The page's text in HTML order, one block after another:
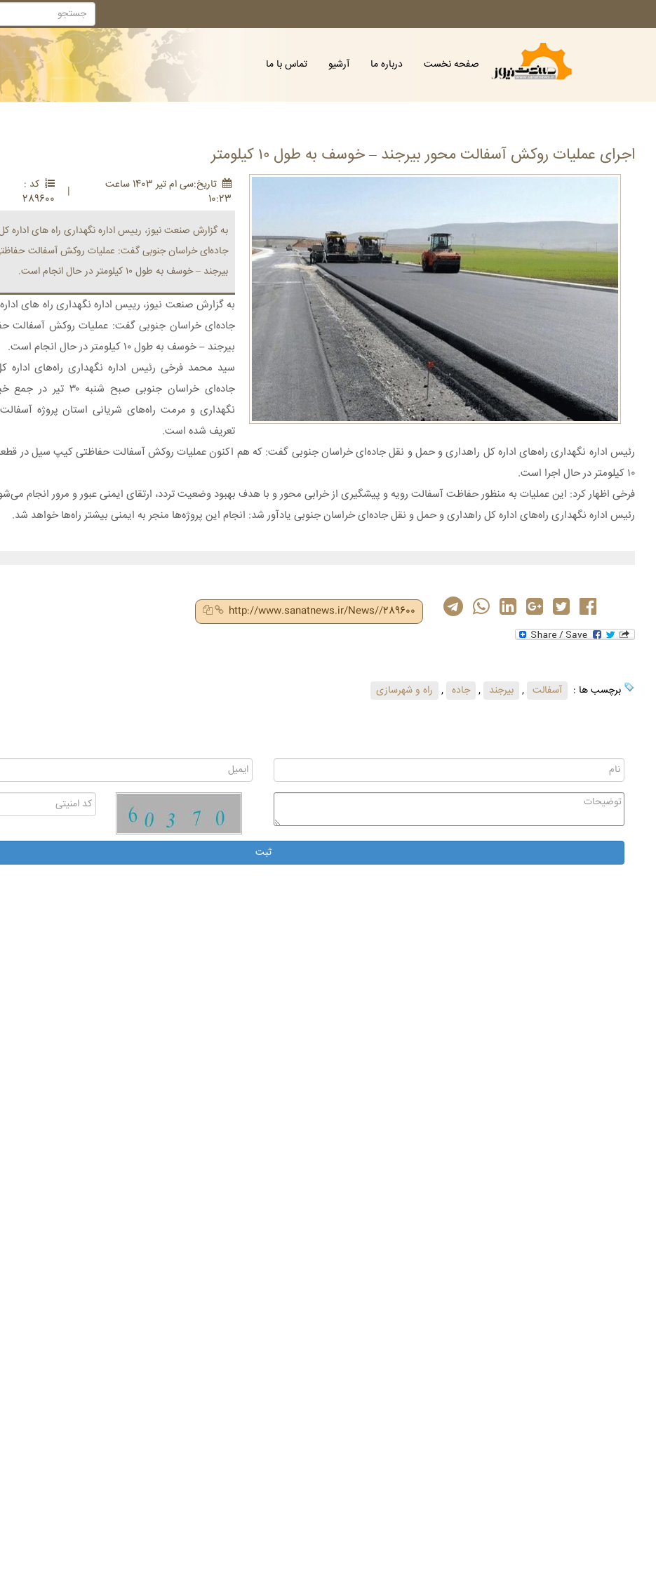
صفحه نخست درباره ما آرشیو تماس با ما
اجرای عملیات روکش آسفالت محور بیرجند – خوسف به طول ۱۰ کیلومتر
تاريخ:سی ام تير 1403 ساعت
10:23
|
کد :
289600
به گزارش صنعت نیوز، رییس اداره نگهداری راه های اداره
جاده‌ای خراسان جنوبی گفت: عملیات روکش آسفالت
بیرجند – خوسف به طول ۱۰ کیلومتر در حال انجام است.
به گزارش صنعت نیوز، رییس اداره نگهداری راه های
جاده‌ای خراسان جنوبی گفت: عملیات روکش آسفالت
بیرجند – خوسف به طول ۱۰ کیلومتر در حال انجام است.
سید محمد فرخی رئیس اداره نگهداری راه‌های
جاده‌ای خراسان جنوبی
نگهداری و مرمت راه‌های شریانی استان پروژه
تعریف شده است.
رئیس اداره نگهداری راه‌های اداره کل راهداری و حمل و نقل جاده‌ای خراسان جنوبی گفت: که هم اکنون عملیات روکش آسفالت حفاظتی کیپ سیل در
۱۰ کیلومتر در حال اجرا است.
فرخی اظهار کرد: این عملیات به منظور حفاظت آسفالت رویه و پیشگیری از خرابی محور و با هدف بهبود وضعیت تردد، ارتقای ایمنی عبور و مرور انجام
رئیس اداره نگهداری راه‌های اداره کل راهداری و حمل و نقل جاده‌ای خراسان جنوبی یادآور شد: انجام این پروژه‌ها منجر به ایمنی بیشتر راه‌ها خواهد شد.
http://www.sanatnews.ir/News//289600
برچسب ها : آسفالت , بیرجند , جاده , راه و شهرسازی